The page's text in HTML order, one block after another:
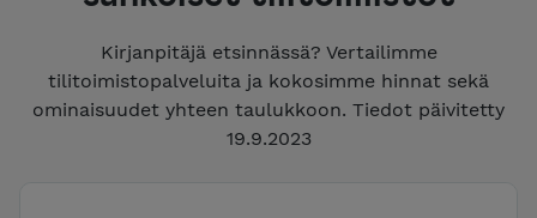
Kirjanpitäjä etsinnässä? Vertailimme
tilitoimistopalveluita ja kokosimme hinnat sekä
ominaisuudet yhteen taulukkoon. Tiedot päivitetty
19.9.2023